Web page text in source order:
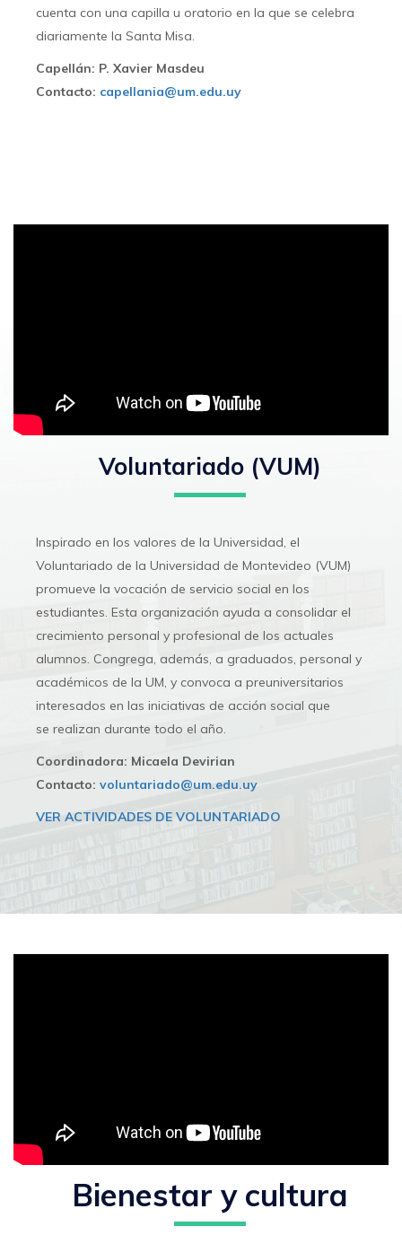
cuenta con una capilla u oratorio en la que se celebra
diariamente la Santa Misa.
Capellán: P. Xavier Masdeu
Contacto: capellania@um.edu.uy
Voluntariado (VUM)
Inspirado en los valores de la Universidad, el
Voluntariado de la Universidad de Montevideo (VUM)
promueve la vocación de servicio social en los
estudiantes. Esta organización ayuda a consolidar el
crecimiento personal y profesional de los actuales
alumnos. Congrega, además, a graduados, personal y
académicos de la UM, y convoca a preuniversitarios
interesados en las iniciativas de acción social que
se realizan durante todo el año.
Coordinadora: Micaela Devirian
Contacto: voluntariado@um.edu.uy
VER ACTIVIDADES DE VOLUNTARIADO
Bienestar y cultura